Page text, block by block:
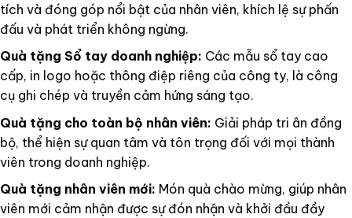
tích và đóng góp nổi bật của nhân viên, khích lệ sự phấn
đấu và phát triển không ngừng.
Quà tặng Sổ tay doanh nghiệp: Các mẫu sổ tay cao
cấp, in logo hoặc thông điệp riêng của công ty, là công
cụ ghi chép và truyền cảm hứng sáng tạo.
Quà tặng cho toàn bộ nhân viên: Giải pháp tri ân đồng
bộ, thể hiện sự quan tâm và tôn trọng đối với mọi thành
viên trong doanh nghiệp.
Quà tặng nhân viên mới: Món quà chào mừng, giúp nhân
viên mới cảm nhận được sự đón nhận và khởi đầu đầy